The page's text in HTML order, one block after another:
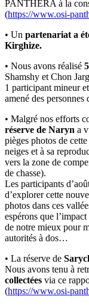
PANTHERA à la
(https://www.osi-
• Un partenariat a
Kirghize.
• Nous avons réalisé
Shamshy et Chon
1 participant mineur
amené des personnes
• Malgré nos efforts
réserve de Naryn a
pièges photos de
neiges et à sa
vers la zone de
de chasse).
Les participants
d’explorer cette
photos dans ces
espérons que
de notre mieux pour
autorités à dos…
• La réserve de
Nous avons tenu à
collectées via ce
(https://www.osi-